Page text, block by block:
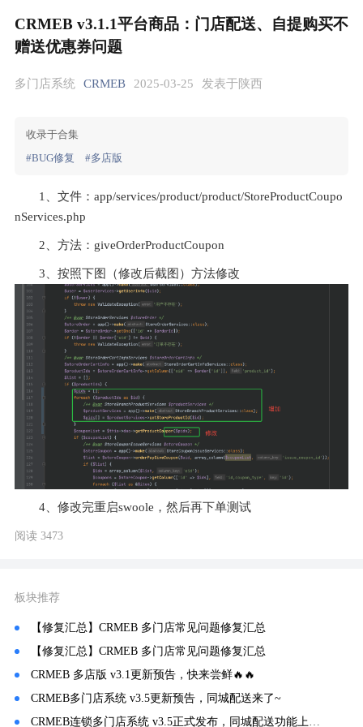
CRMEB v3.1.1平台商品：门店配送、自提购买不
赠送优惠券问题
多门店系统 CRMEB 2025-03-25 发表于陕西
收录于合集
#BUG修复
#多店版
1、文件：app/services/product/product/StoreProductCoupo
nServices.php
2、方法：giveOrderProductCoupon
3、按照下图（修改后截图）方法修改
4、修改完重启swoole，然后再下单测试
阅读 3473
板块推荐
【修复汇总】CRMEB 多门店常见问题修复汇总
【修复汇总】CRMEB 多门店常见问题修复汇总
CRMEB 多店版 v3.1更新预告，快来尝鲜🔥🔥
CRMEB多门店系统 v3.5更新预告，同城配送来了~
CRMEB连锁多门店系统 v3.5正式发布，同城配送功能上线🛵